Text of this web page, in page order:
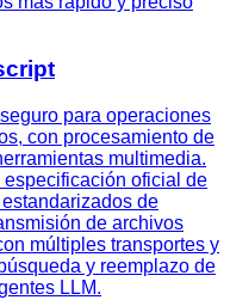
para operaciones
con procesamiento de
multimedia.
oficial de
de
de archivos
múltiples transportes y
y reemplazo de
LLM.